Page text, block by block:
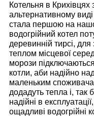
Котельня в
альтернативному
стала першою на
водогрійний котел
деревинній тирсі,
теплом місцевої
морози підключаються
котли, аби надійно
маленьким
додадуть тепла і, так
надійні в
ощадливі водогрійні